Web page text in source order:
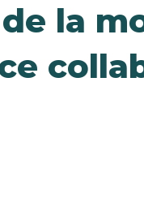
la